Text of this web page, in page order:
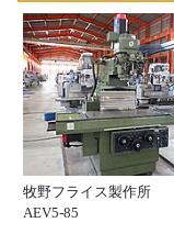
牧野フライス製作所
AEV5-85